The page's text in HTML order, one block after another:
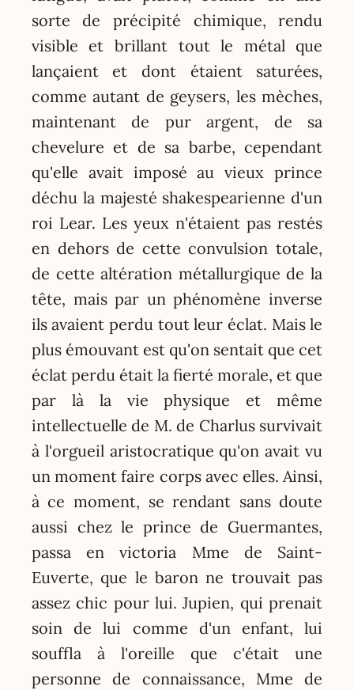
sorte de précipité chimique, rendu
visible et brillant tout le métal que
lançaient et dont étaient saturées,
comme autant de geysers, les mèches,
maintenant de pur argent, de sa
chevelure et de sa barbe, cependant
qu'elle avait imposé au vieux prince
déchu la majesté shakespearienne d'un
roi Lear. Les yeux n'étaient pas restés
en dehors de cette convulsion totale,
de cette altération métallurgique de la
tête, mais par un phénomène inverse
ils avaient perdu tout leur éclat. Mais le
plus émouvant est qu'on sentait que cet
éclat perdu était la fierté morale, et que
par là la vie physique et même
intellectuelle de M. de Charlus survivait
à l'orgueil aristocratique qu'on avait vu
un moment faire corps avec elles. Ainsi,
à ce moment, se rendant sans doute
aussi chez le prince de Guermantes,
passa en victoria Mme de Saint-
Euverte, que le baron ne trouvait pas
assez chic pour lui. Jupien, qui prenait
soin de lui comme d'un enfant, lui
souffla à l'oreille que c'était une
personne de connaissance, Mme de